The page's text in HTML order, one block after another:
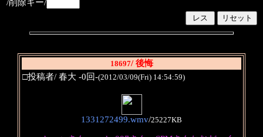
/削除キー/
18697/ 後悔
□投稿者/ 春大 -0回-(2012/03/09(Fri) 14:54:59)
1331272499.wmv/25227KB